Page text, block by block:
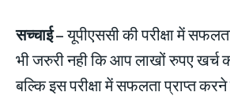
सच्चाई –यूपीएससी की परीक्षा में
भी जरुरी नही कि आप लाखों रुपए खर्च
बल्कि इस परीक्षा में सफलता प्राप्त